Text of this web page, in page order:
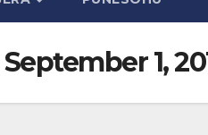
September 1,